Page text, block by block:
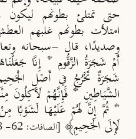
حتى تمتلئ بطونهم ليكون
امتلأت بطونهم غلبهم
وصديدًا، قال -سبحانه
أَمْ شَجَرَةُ الزَّقُّومِ * إِنَّا
شَجَرَةٌ تَخْرُجُ فِي أَصْلِ
الشَّيَاطِينِ * فَإِنَّهُمْ لَآكِلُونَ
* ثُمَّ إِنَّ لَهُمْ عَلَيْهَا لَشَوْبًا
لَإِلَى الْجَحِيمِ﴾ [الصافات: 62- 68]